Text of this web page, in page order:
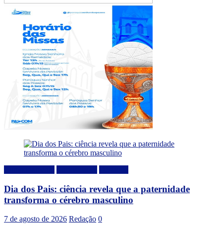
Dia dos Pais: ciência revela que a paternidade
transforma o cérebro masculino
7 de agosto de 2026 Redação 0